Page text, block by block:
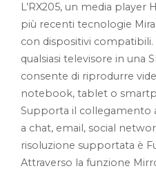
L’RX205, un media player
più recenti tecnologie
con dispositivi
qualsiasi televisore in una
consente di riprodurre
notebook, tablet o
Supporta il collegamento
a chat, email, social
risoluzione supportata è
Attraverso la funzione